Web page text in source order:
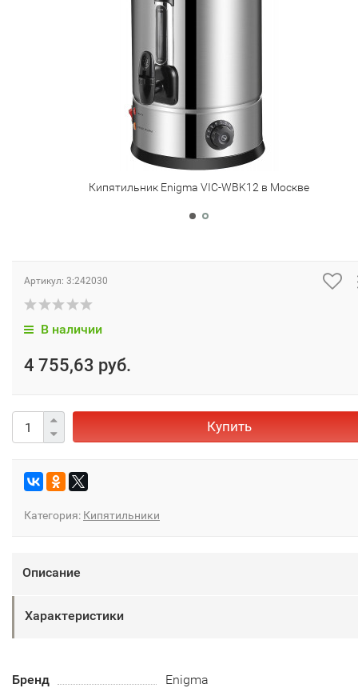
Кипятильник Enigma VIC-WBK12 в Москве
Артикул: 3:242030
В наличии
4 755,63 руб.
Купить
Категория: Кипятильники
Описание
Характеристики
Бренд
Enigma